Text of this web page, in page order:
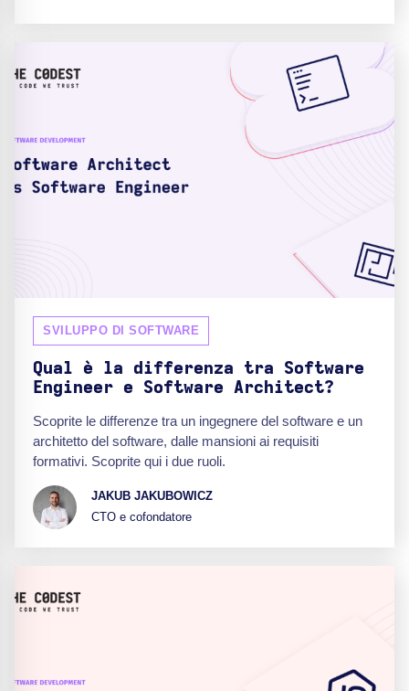
SVILUPPO DI SOFTWARE
Qual è la differenza tra Software
Engineer e Software Architect?
Scoprite le differenze tra un ingegnere del software e un
architetto del software, dalle mansioni ai requisiti
formativi. Scoprite qui i due ruoli.
JAKUB JAKUBOWICZ
CTO e cofondatore